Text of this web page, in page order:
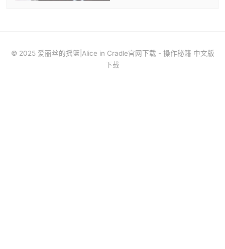
© 2025 爱丽丝的摇篮|Alice in Cradle官网下载 - 操作秘籍 中文版
下载